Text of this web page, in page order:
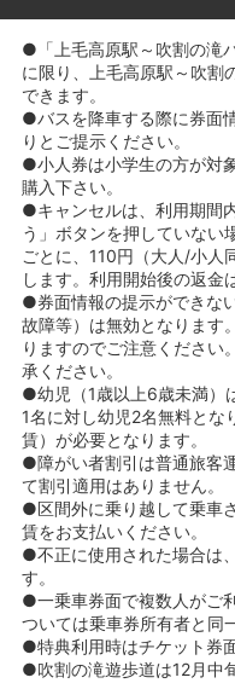
●「上毛高原駅～吹割の滝
に限り、上毛高原駅～吹割
できます。
●バスを降車する際に券面
りとご提示ください。
●小人券は小学生の方が対
購入下さい。
●キャンセルは、利用期間
う」ボタンを押していない
ごとに、110円（大人/小人
します。利用開始後の返金
●券面情報の提示ができな
故障等）は無効となります
りますのでご注意ください
承ください。
●幼児（1歳以上6歳未満）
1名に対し幼児2名無料とな
賃）が必要となります。
●障がい者割引は普通旅客
て割引適用はありません。
●区間外に乗り越して乗車
賃をお支払いください。
●不正に使用された場合は
す。
●一乗車券面で複数人がご
ついては乗車券所有者と同
●特典利用時はチケット券
●吹割の滝遊歩道は12月中